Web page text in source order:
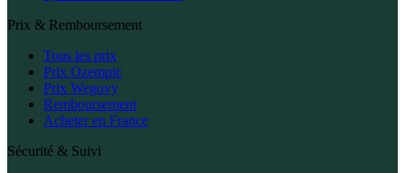
Prix & Remboursement
Tous les prix
Prix Ozempic
Prix Wegovy
Remboursement
Acheter en France
Sécurité & Suivi